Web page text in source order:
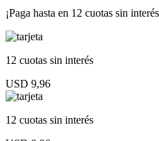
¡Paga hasta en 12 cuotas sin
12 cuotas sin interés
USD 9,96
12 cuotas sin interés